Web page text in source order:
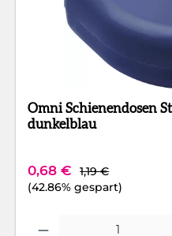
Omni Schienendosen Stück für Erwachsene
dunkelblau
Verkaufspreis:
0,68 € Regulärer Preis:
1,19 €
(42.86% gespart)
Produkt Anzahl: Gib den